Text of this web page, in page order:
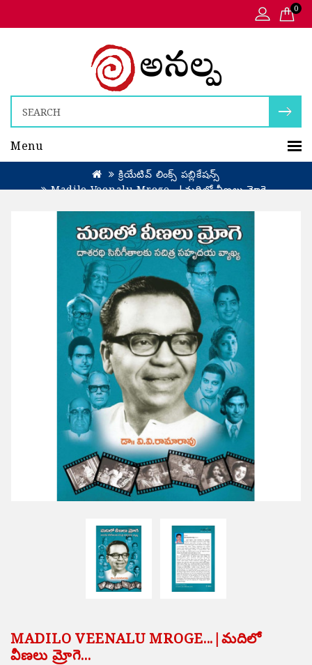
0
Menu
క్రియేటివ్ లింక్స్ పబ్లికేషన్స్
Madilo Veenalu Mroge...|మదిలో వీణలు మ్రోగె...
MADILO VEENALU MROGE...|మదిలో
వీణలు మ్రోగె...